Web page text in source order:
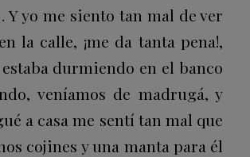
yo me siento tan mal de ver
la calle, ¡me da tanta pena!,
durmiendo en el banco
veníamos de madrugá, y
a casa me sentí tan mal que
cojines y una manta para él